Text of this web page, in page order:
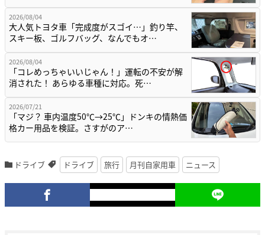
2026/08/04
大人気トヨタ車「完成度がスゴイ…」釣り竿、
スキー板、ゴルフバッグ、なんでもオ…
2026/08/04
「コレめっちゃいいじゃん！」運転の不安が解
消された！ あらゆる車種に対応。死…
2026/07/21
「マジ？ 車内温度50℃→25℃」ドンキの情熱価
格カー用品を検証。さすがのア…
ドライブ ドライブ 旅行 月刊自家用車 ニュース